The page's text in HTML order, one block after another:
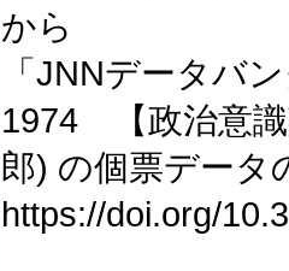
から
「JNNデータバ
1974 【政治意識
郎) の個票データ
https://doi.org/